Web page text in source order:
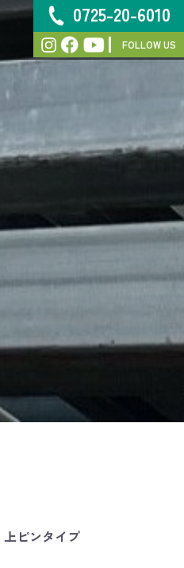
0725-20-6010
FOLLOW US
ピンタイプ